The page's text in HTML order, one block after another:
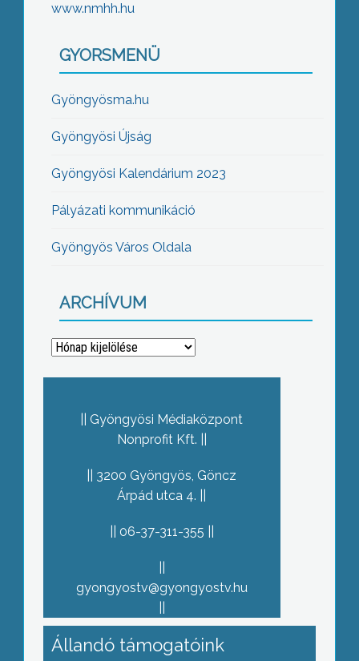
www.nmhh.hu
GYORSMENÜ
Gyöngyösma.hu
Gyöngyösi Újság
Gyöngyösi Kalendárium 2023
Pályázati kommunikáció
Gyöngyös Város Oldala
ARCHÍVUM
Archívum
Gyöngyösi Médiaközpont
Nonprofit Kft.
3200 Gyöngyös, Göncz
Árpád utca 4.
06-37-311-355
gyongyostv@gyongyostv.hu
Állandó támogatóink